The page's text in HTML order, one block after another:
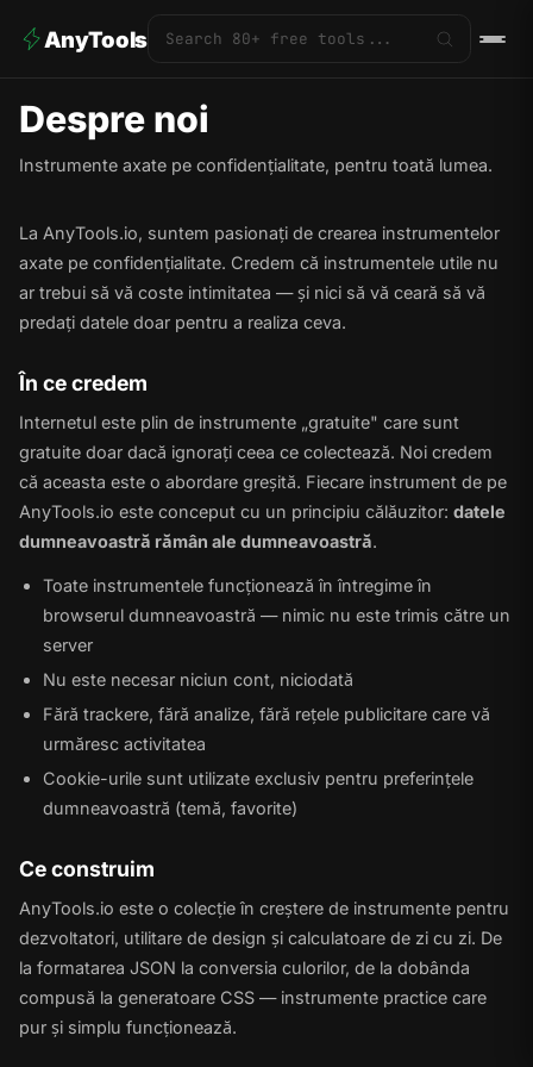
AnyTools
Despre noi
Instrumente axate pe confidențialitate, pentru toată lumea.
La AnyTools.io, suntem pasionați de crearea instrumentelor
axate pe confidențialitate. Credem că instrumentele utile nu
ar trebui să vă coste intimitatea — și nici să vă ceară să vă
predați datele doar pentru a realiza ceva.
În ce credem
Internetul este plin de instrumente „gratuite" care sunt
gratuite doar dacă ignorați ceea ce colectează. Noi credem
că aceasta este o abordare greșită. Fiecare instrument de pe
AnyTools.io este conceput cu un principiu călăuzitor: datele
dumneavoastră rămân ale dumneavoastră.
Toate instrumentele funcționează în întregime în
browserul dumneavoastră — nimic nu este trimis către un
server
Nu este necesar niciun cont, niciodată
Fără trackere, fără analize, fără rețele publicitare care vă
urmăresc activitatea
Cookie-urile sunt utilizate exclusiv pentru preferințele
dumneavoastră (temă, favorite)
Ce construim
AnyTools.io este o colecție în creștere de instrumente pentru
dezvoltatori, utilitare de design și calculatoare de zi cu zi. De
la formatarea JSON la conversia culorilor, de la dobânda
compusă la generatoare CSS — instrumente practice care
pur și simplu funcționează.